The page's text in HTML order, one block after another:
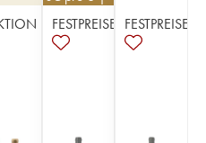
FESTPREISE
FESTPREISE